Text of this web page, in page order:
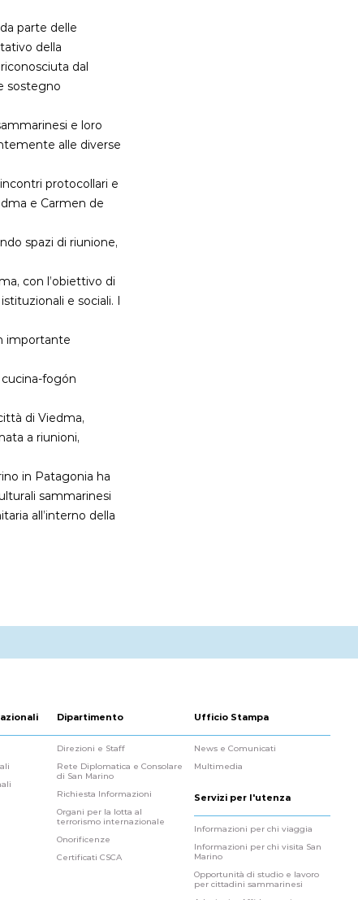
parte delle
della
dal
sostegno
e loro
alle diverse
protocollari e
e Carmen de
spazi di riunione,
con l’obiettivo di
e sociali. I
importante
fogón
di Viedma,
a riunioni,
in Patagonia ha
sammarinesi
all’interno della
Dipartimento
Direzioni e Staff
Rete Diplomatica e Consolare
di San Marino
Richiesta Informazioni
Organi per la lotta al
terrorismo internazionale
Onorificenze
Certificati CSCA
Ufficio Stampa
News e Comunicati
Multimedia
Servizi per l'utenza
Informazioni per chi viaggia
Informazioni per chi visita San
Marino
Opportunità di studio e lavoro
per cittadini sammarinesi